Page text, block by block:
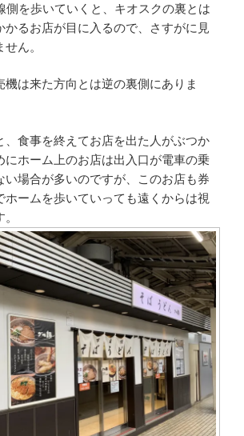
側を歩いていくと、キオスクの裏とは
かるお店が目に入るので、さすがに見
ん。
機は来た方向とは逆の裏側にありま
、食事を終えてお店を出た人がぶつか
にホーム上のお店は出入口が電車の乗
い場合が多いのですが、このお店も券
ホームを歩いていっても遠くからは視